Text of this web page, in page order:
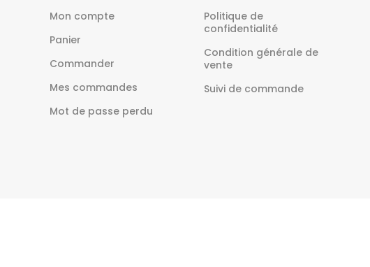
Mon compte
Panier
Commander
Mes commandes
Mot de passe perdu
Politique de
confidentialité
Condition générale de
vente
Suivi de commande